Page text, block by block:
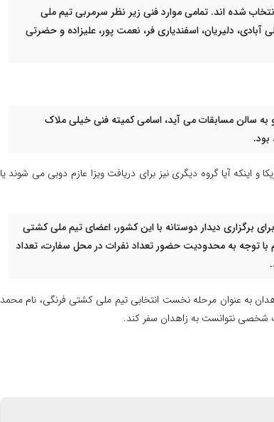
شده اند. تمامی موارد فنی زیر نظر سرمربی تیم ملی
دلیریان، اسفندیاری فر، نعمت پور، علیزاده و حضرتی
به سالن مسابقات می آید، اسامی کمیته فنی خیلی ملاک
اینکه آیا گروه دیگری نیز برای دریافت ویزا عازم دوبی می شوند یا
برگزاری دیدار دوستانه با این کشور، اعضای تیم ملی کشتی
با توجه به محدودیت حضور تعداد نفرات در محل سفارت، تعداد
به عنوان مرحله نخست انتخابی تیم ملی کشتی فرنگی، نام محمد
شخصی نتوانست به زاهدان سفر کند.
از